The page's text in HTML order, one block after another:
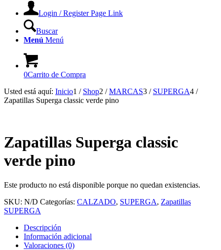
Login / Register Page Link
Buscar
Menú Menú
0Carrito de Compra
Usted está aquí: Inicio1 / Shop2 / MARCAS3 / SUPERGA4 /
Zapatillas Superga classic verde pino
Zapatillas Superga classic
verde pino
Este producto no está disponible porque no quedan existencias.
SKU: N/D Categorías: CALZADO, SUPERGA, Zapatillas
SUPERGA
Descripción
Información adicional
Valoraciones (0)